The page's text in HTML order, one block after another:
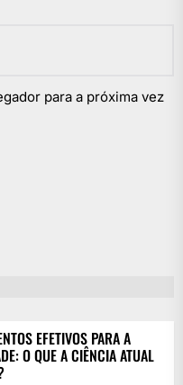
para a próxima vez
EFETIVOS PARA A
O QUE A CIÊNCIA ATUAL